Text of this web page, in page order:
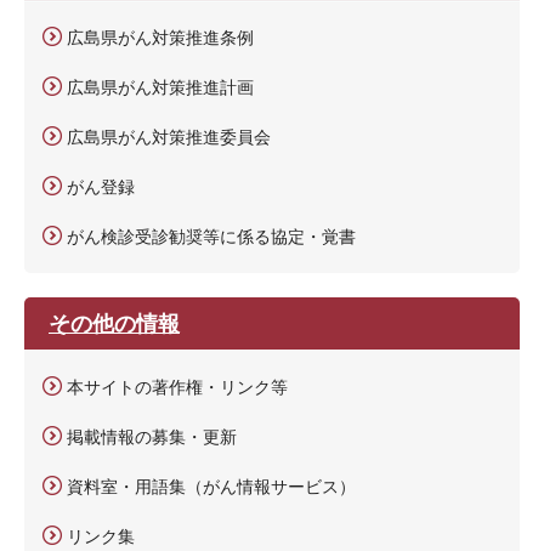
広島県がん対策推進条例
広島県がん対策推進計画
広島県がん対策推進委員会
がん登録
がん検診受診勧奨等に係る協定・覚書
その他の情報
本サイトの著作権・リンク等
掲載情報の募集・更新
資料室・用語集（がん情報サービス）
リンク集